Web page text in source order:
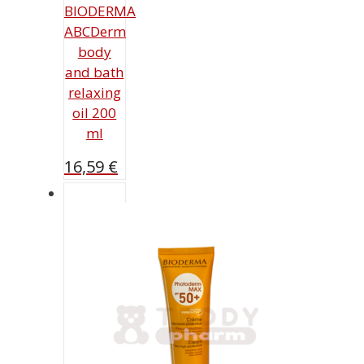
BIODERMA
ABCDerm
body
and bath
relaxing
oil 200
ml
16,59 €